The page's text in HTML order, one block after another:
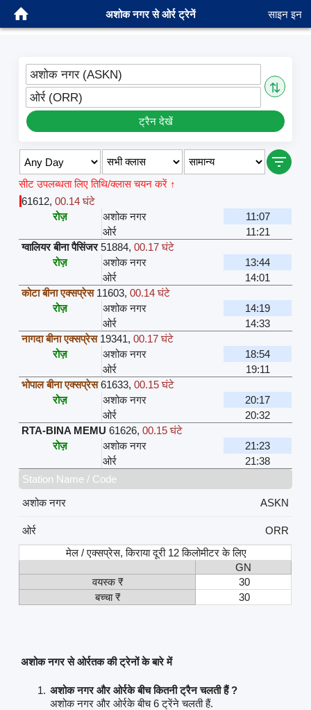
अशोक नगर से ओर्र ट्रेनें साइन इन
अशोक नगर (ASKN)
⇅
ओर्र (ORR)
ट्रैन देखें
सीट उपलब्धता लिए तिथि/क्लास चयन करें ↑
61612,00.14 घंटे
रोज़
अशोक नगर
11:07
ओर्र
11:21
ग्वालियर बीना पैसिंजर 51884,00.17 घंटे
रोज़
अशोक नगर
13:44
ओर्र
14:01
कोटा बीना एक्सप्रेस 11603,00.14 घंटे
रोज़
अशोक नगर
14:19
ओर्र
14:33
नागदा बीना एक्सप्रेस 19341,00.17 घंटे
रोज़
अशोक नगर
18:54
ओर्र
19:11
भोपाल बीना एक्सप्रेस 61633,00.15 घंटे
रोज़
अशोक नगर
20:17
ओर्र
20:32
RTA-BINA MEMU 61626,00.15 घंटे
रोज़
अशोक नगर
21:23
ओर्र
21:38
Station Name / Code
अशोक नगर
ASKN
ओर्र
ORR
मेल / एक्सप्रेस, किराया दूरी 12 किलोमीटर के लिए
GN
वयस्क ₹
30
बच्चा ₹
30
अशोक नगर से ओर्रतक की ट्रेनों के बारे में
अशोक नगर और ओर्रके बीच कितनी ट्रैन चलती हैं ?
अशोक नगर और ओर्रके बीच 6 ट्रेंने चलती हैं.